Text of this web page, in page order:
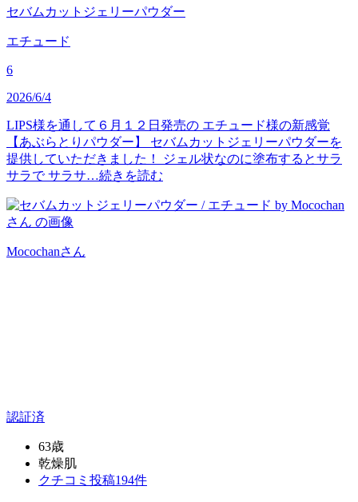
セバムカットジェリーパウダー
エチュード
6
2026/6/4
LIPS様を通して６月１２日発売の エチュード様の新感覚
【あぶらとりパウダー】 セバムカットジェリーパウダーを
提供していただきました！ ジェル状なのに塗布するとサラ
サラで サラサ…続きを読む
Mocochanさん
認証済
63歳
乾燥肌
クチコミ投稿194件